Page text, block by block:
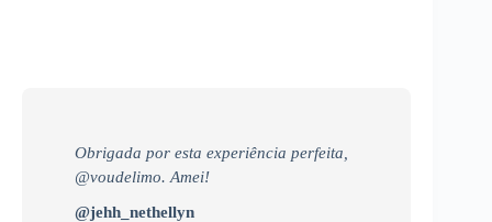
Obrigada por esta experiência perfeita,
@voudelimo. Amei!
@jehh_nethellyn